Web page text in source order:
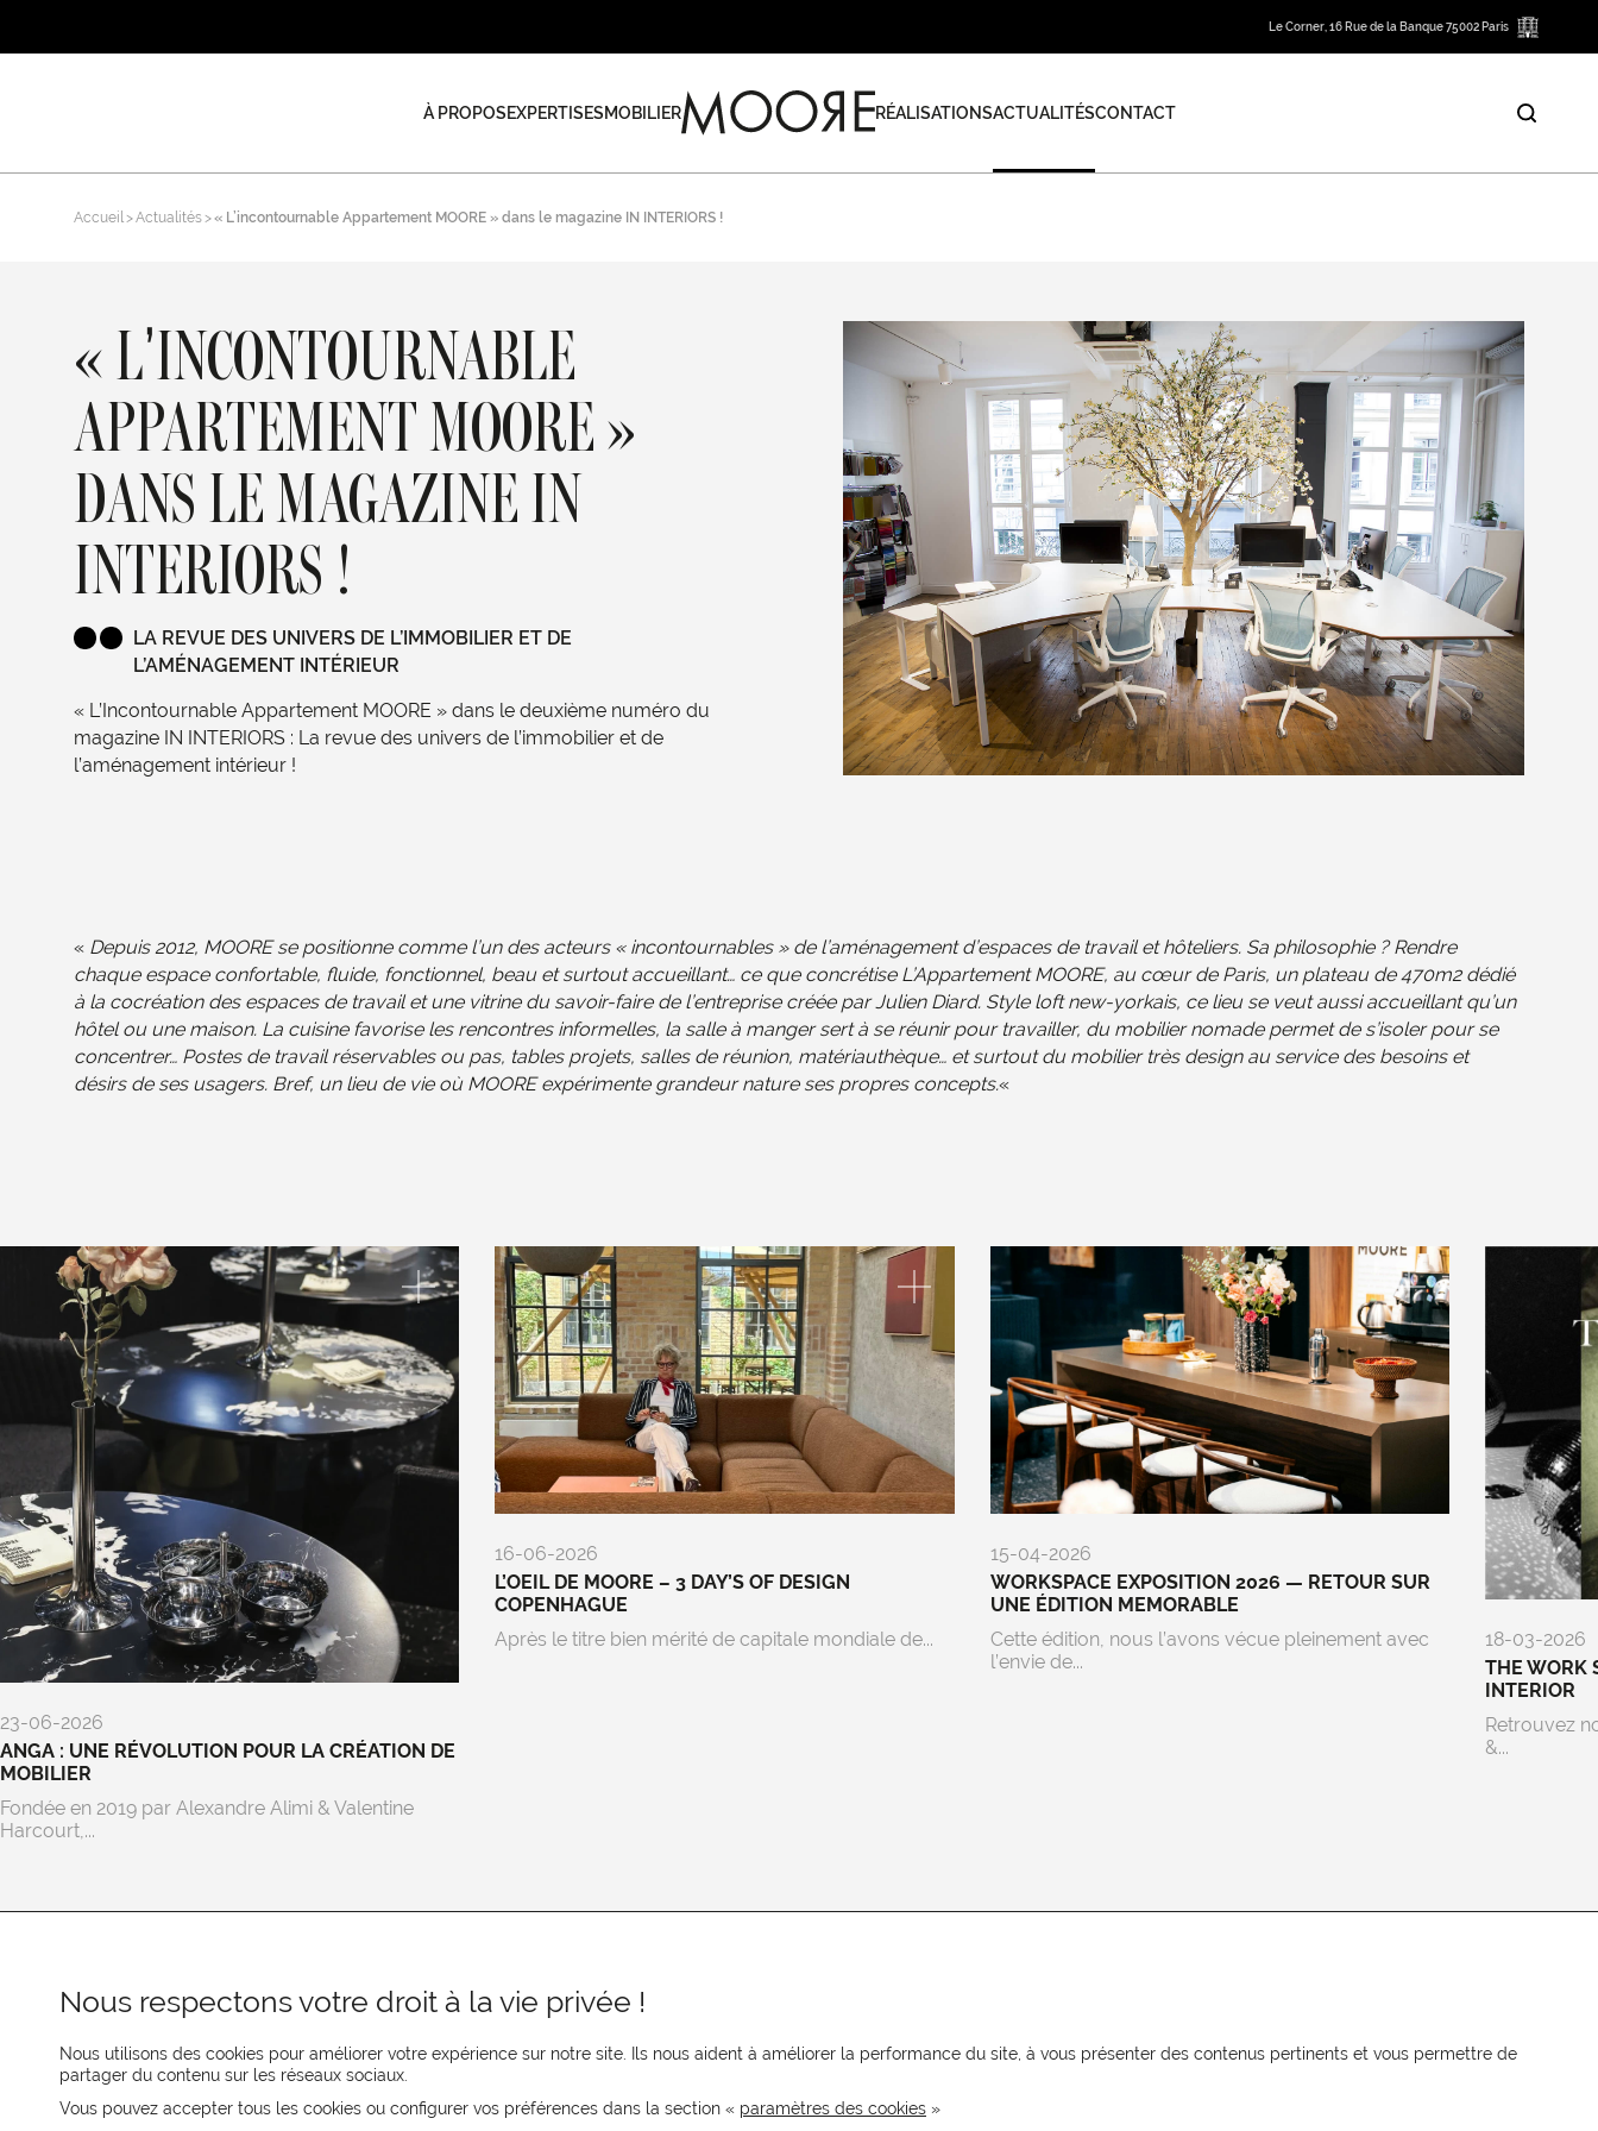
Le Corner, 16 Rue de la Banque 75002 Paris
À PROPOSEXPERTISESMOBILIER RÉALISATIONSACTUALITÉSCONTACT
Accueil Actualités « L’incontournable Appartement MOORE » dans le magazine IN INTERIORS !
« L’INCONTOURNABLE
APPARTEMENT MOORE »
DANS LE MAGAZINE IN
INTERIORS !
LA REVUE DES UNIVERS DE L’IMMOBILIER ET DE
L’AMÉNAGEMENT INTÉRIEUR
« L’Incontournable Appartement MOORE » dans le deuxième numéro du
magazine IN INTERIORS : La revue des univers de l’immobilier et de
l’aménagement intérieur !
« Depuis 2012, MOORE se positionne comme l’un des acteurs « incontournables » de l’aménagement d’espaces de travail et hôteliers. Sa philosophie ? Rendre
chaque espace confortable, fluide, fonctionnel, beau et surtout accueillant… ce que concrétise L’Appartement MOORE, au cœur de Paris, un plateau de 470m2 dédié
à la cocréation des espaces de travail et une vitrine du savoir-faire de l’entreprise créée par Julien Diard. Style loft new-yorkais, ce lieu se veut aussi accueillant qu’un
hôtel ou une maison. La cuisine favorise les rencontres informelles, la salle à manger sert à se réunir pour travailler, du mobilier nomade permet de s’isoler pour se
concentrer… Postes de travail réservables ou pas, tables projets, salles de réunion, matériauthèque… et surtout du mobilier très design au service des besoins et
désirs de ses usagers. Bref, un lieu de vie où MOORE expérimente grandeur nature ses propres concepts.«
23-06-2026
ANGA : UNE RÉVOLUTION POUR LA CRÉATION DE
MOBILIER
Fondée en 2019 par Alexandre Alimi & Valentine
Harcourt,...
16-06-2026
L’OEIL DE MOORE – 3 DAY’S OF DESIGN
COPENHAGUE
Après le titre bien mérité de capitale mondiale de...
15-04-2026
WORKSPACE EXPOSITION 2026 — RETOUR SUR
UNE ÉDITION MEMORABLE
Cette édition, nous l’avons vécue pleinement avec
l’envie de...
18-03-2026
THE WORK
INTERIOR
Retrouvez
&...
REJOIGNEZ-NOUS
Recevez les actualités MOORE en
Nous respectons votre droit à la vie privée !
Nous utilisons des cookies pour améliorer votre expérience sur notre site. Ils nous aident à améliorer la performance du site, à vous présenter des contenus pertinents et vous permettre de
partager du contenu sur les réseaux sociaux.
Vous pouvez accepter tous les cookies ou configurer vos préférences dans la section « paramètres des cookies »